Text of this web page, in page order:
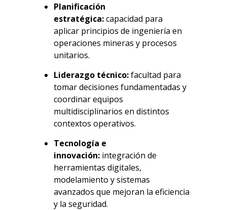
Planificación
estratégica:capacidad para
aplicar principios de ingeniería en
operaciones mineras y procesos
unitarios.
Liderazgo técnico:facultad para
tomar decisiones fundamentadas y
coordinar equipos
multidisciplinarios en distintos
contextos operativos.
Tecnología e
innovación: integración de
herramientas digitales,
modelamiento y sistemas
avanzados que mejoran la eficiencia
y la seguridad.